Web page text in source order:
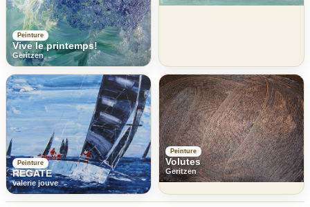
Peinture
Vive le printemps!
Geritzen
Peinture
REGATE
valerie jouve
Peinture
Volutes
Geritzen